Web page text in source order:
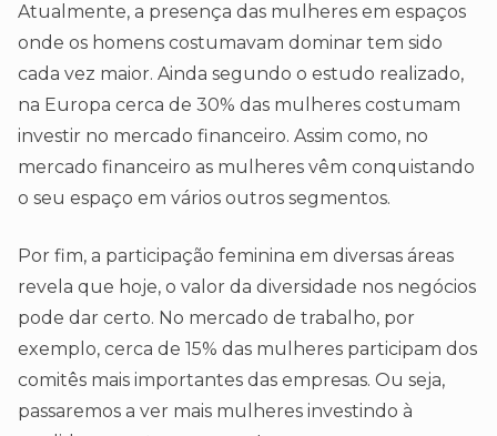
Atualmente, a presença das mulheres em espaços
onde os homens costumavam dominar tem sido
cada vez maior. Ainda segundo o estudo realizado,
na Europa cerca de 30% das mulheres costumam
investir no mercado financeiro. Assim como, no
mercado financeiro as mulheres vêm conquistando
o seu espaço em vários outros segmentos.
Por fim, a participação feminina em diversas áreas
revela que hoje, o valor da diversidade nos negócios
pode dar certo. No mercado de trabalho, por
exemplo, cerca de 15% das mulheres participam dos
comitês mais importantes das empresas. Ou seja,
passaremos a ver mais mulheres investindo à